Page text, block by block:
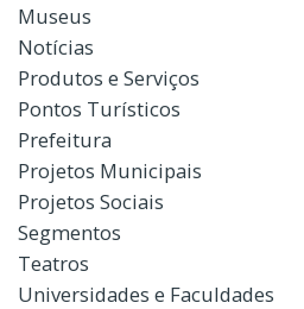
Museus
Notícias
Produtos e Serviços
Pontos Turísticos
Prefeitura
Projetos Municipais
Projetos Sociais
Segmentos
Teatros
Universidades e Faculdades